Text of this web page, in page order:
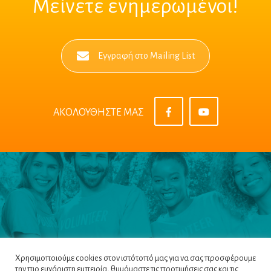
Μείνετε ενημερωμένοι!
Εγγραφή στο Mailing List
ΑΚΟΛΟΥΘΗΣΤΕ ΜΑΣ
Χρησιμοποιούμε cookies στον ιστότοπό μας για να σας προσφέρουμε
την πιο ευχάριστη εμπειρία, θυμόμαστε τις προτιμήσεις σας και τις